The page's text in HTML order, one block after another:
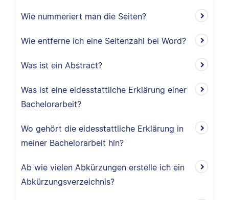
Wie nummeriert man die Seiten?
Wie entferne ich eine Seitenzahl bei Word?
Was ist ein Abstract?
Was ist eine eidesstattliche Erklärung einer
Bachelorarbeit?
Wo gehört die eidesstattliche Erklärung in
meiner Bachelorarbeit hin?
Ab wie vielen Abkürzungen erstelle ich ein
Abkürzungsverzeichnis?